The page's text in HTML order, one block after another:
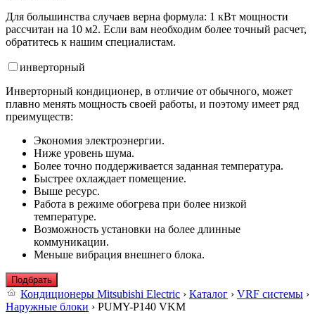
Для большинства случаев верна формула: 1 кВт мощности
рассчитан на 10 м2. Если вам необходим более точный расчет,
обратитесь к нашим специалистам.
инверторный
Инверторный кондиционер, в отличие от обычного, может
плавно менять мощность своей работы, и поэтому имеет ряд
преимуществ:
Экономия электроэнергии.
Ниже уровень шума.
Более точно поддерживается заданная температура.
Быстрее охлаждает помещение.
Выше ресурс.
Работа в режиме обогрева при более низкой
температуре.
Возможность установки на более длинные
коммуникации.
Меньше вибрация внешнего блока.
Подбрать
Кондиционеры Mitsubishi Electric › Каталог › VRF системы ›
Наружные блоки › PUMY-P140 VKM